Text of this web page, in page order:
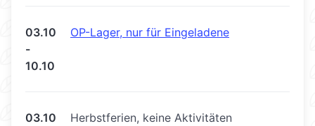
03.10
-
10.10
OP-Lager, nur für Eingeladene
03.10
Herbstferien, keine Aktivitäten